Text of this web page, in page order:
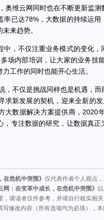
奥维云网同时也在不断更新监
已达78%，大数据的持续运
来趋势。
不仅注重业务模式的变化，
场内部培训，让大家的业务技
工作的同时也能开心生活。
仅是挑战同样也是机遇，而
求新发展的契机，迎来全新的
大数据解决方案提供商，2020
专注数据的研究，让数据真
在危机中突围》仅代表作者个人观点
网：在变革中成长，在危机中突围》
请读者仅作参考，并请自行核实相
写修改内容（所有选项均为必填），本